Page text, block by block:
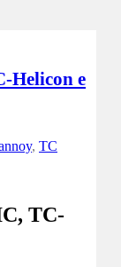
Helicon e
, TC
TC-